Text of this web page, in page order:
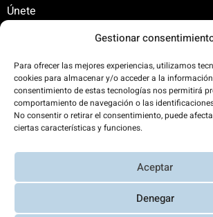
Gestionar
Para ofrecer las mejores experiencias, utilizamos
cookies para almacenar y/o acceder a la
consentimiento de estas tecnologías nos permitirá
comportamiento de navegación o las
No consentir o retirar el consentimiento, puede
ciertas características y funciones.
Aceptar
Denegar
Únete
C/ Santa Engracia, 108. 5º Interior.
+34 625 47 42 11
fundacion@fundacionrenovables.org
300%. Web 100% impulsada
renovables.